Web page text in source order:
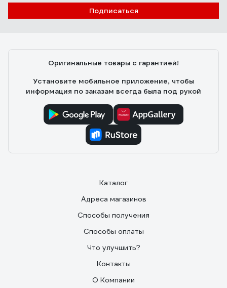
Подписаться
Оригинальные товары с гарантией!
Установите мобильное приложение, чтобы
информация по заказам всегда была под рукой
Каталог
Адреса магазинов
Способы получения
Способы оплаты
Что улучшить?
Контакты
О Компании